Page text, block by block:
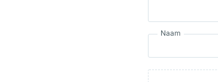
Naam